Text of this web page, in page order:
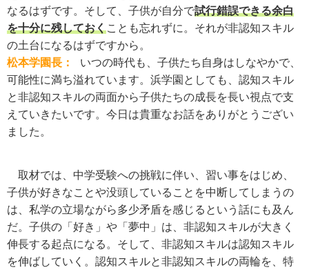
なるはずです。そして、子供が自分で試行錯誤できる余白
を十分に残しておくことも忘れずに。それが非認知スキル
の土台になるはずですから。
松本学園長：
いつの時代も、子供たち自身はしなやかで、
可能性に満ち溢れています。浜学園としても、認知スキル
と非認知スキルの両面から子供たちの成長を長い視点で支
えていきたいです。今日は貴重なお話をありがとうござい
ました。
取材では、中学受験への挑戦に伴い、習い事をはじめ、
子供が好きなことや没頭していることを中断してしまうの
は、私学の立場ながら多少矛盾を感じるという話にも及ん
だ。子供の「好き」や「夢中」は、非認知スキルが大きく
伸長する起点になる。そして、非認知スキルは認知スキル
を伸ばしていく。認知スキルと非認知スキルの両輪を、特